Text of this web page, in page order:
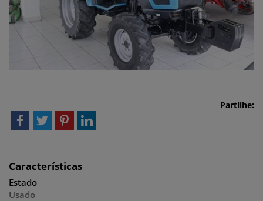
Partilhe:
Características
Estado
Usado